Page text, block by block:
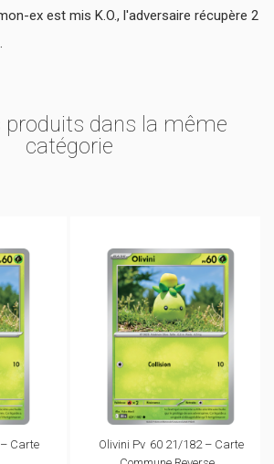
ex est mis K.O., l'adversaire récupère 2
produits dans la même
catégorie
Carte
Olivini Pv 60 21/182 – Carte